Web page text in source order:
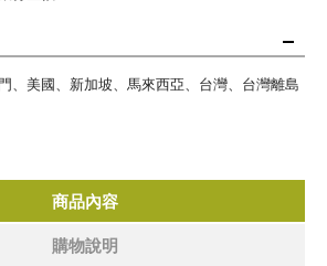
、美國、新加坡、馬來西亞、台灣、台灣離島
商品內容
購物說明